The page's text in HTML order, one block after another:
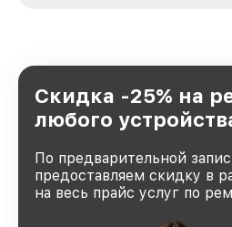
Новосибирске, постоянно
доверия и лояльности
Скидка -25% на
любого
По предварительной
предоставляем скидку в
на весь прайс услуг по